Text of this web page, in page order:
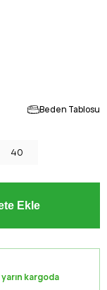
Beden Tablosu
40
yarın kargoda